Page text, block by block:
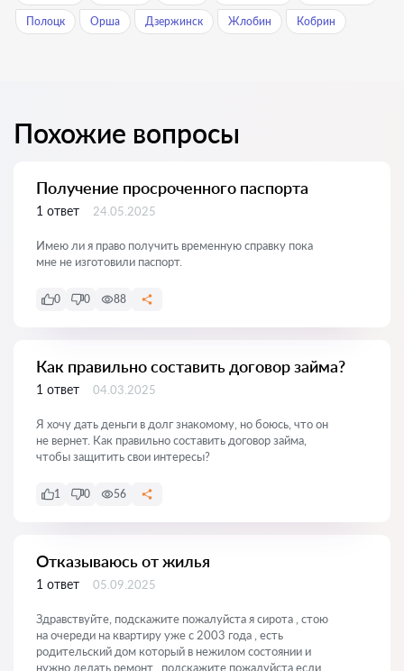
Полоцк Орша Дзержинск Жлобин Кобрин
Похожие вопросы
Получение просроченного паспорта
1 ответ 24.05.2025
Имею ли я право получить временную справку пока
мне не изготовили паспорт.
0 0 88
Как правильно составить договор займа?
1 ответ 04.03.2025
Я хочу дать деньги в долг знакомому, но боюсь, что он
не вернет. Как правильно составить договор займа,
чтобы защитить свои интересы?
1 0 56
Отказываюсь от жилья
1 ответ 05.09.2025
Здравствуйте, подскажите пожалуйста я сирота , стою
на очереди на квартиру уже с 2003 года , есть
родительский дом который в нежилом состоянии и
нужно делать ремонт , подскажите пожалуйста если